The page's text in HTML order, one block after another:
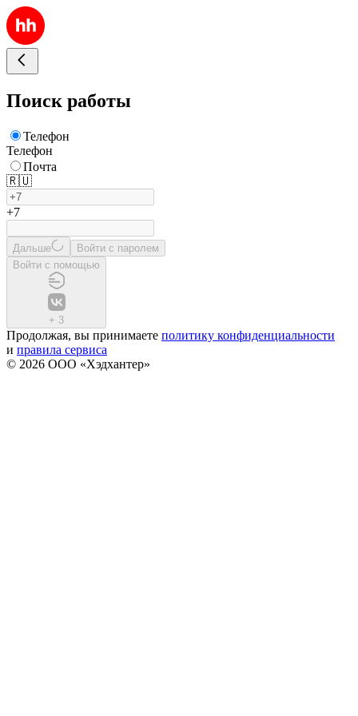
Поиск работы
Телефон
Телефон
Почта
🇷🇺
+7
Дальше
Войти с паролем
Войти с помощью
+ 3
Продолжая, вы принимаете политику конфиденциальности
и правила сервиса
© 2026 ООО «Хэдхантер»